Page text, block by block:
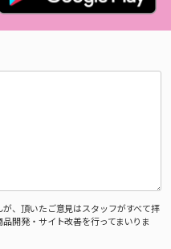
、頂いたご意見はスタッフがすべて拝
開発・サイト改善を行ってまいりま